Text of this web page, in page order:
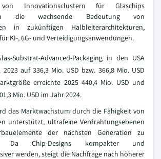
Innovationsclustern für Glaschips
die wachsende Bedeutung von
in zukünftigen Halbleiterarchitekturen,
KI-, 6G- und Verteidigungsanwendungen.
Substrat-Advanced-Packaging in den USA
auf 336,3 Mio. USD bzw. 366,8 Mio. USD
erreichte 2025 440,4 Mio. USD und
Mio. USD im Jahr 2024.
das Marktwachstum durch die Fähigkeit von
unterstützt, ultrafeine Verdrahtungsebenen
der nächsten Generation zu
Da Chip-Designs kompakter und
werden, steigt die Nachfrage nach höherer